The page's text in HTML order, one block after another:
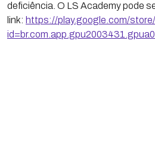
deficiência. O LS Academy pode
link: https://play.google.com/